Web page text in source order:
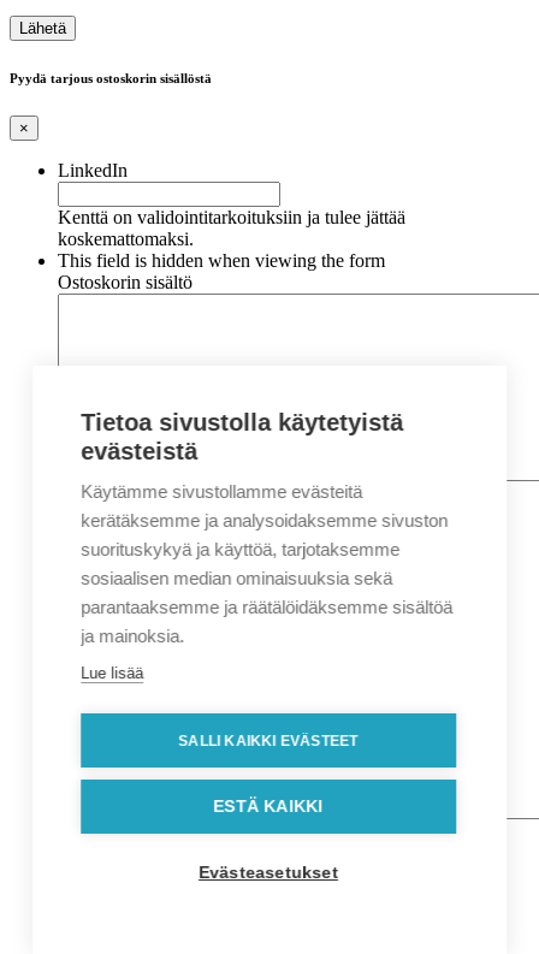
Pyydä tarjous ostoskorin sisällöstä
×
LinkedIn
Kenttä on validointitarkoituksiin ja tulee jättää
koskemattomaksi.
This field is hidden when viewing the form
Ostoskorin sisältö
Nimi*
Etunimi
Sukunimi
Sähköposti*
Puhelin*
Osoitetiedot
Lähiosoite
Postinumero
Tietoa sivustolla käytetyistä
evästeistä
Käytämme sivustollamme evästeitä
kerätäksemme ja analysoidaksemme sivuston
suorituskykyä ja käyttöä, tarjotaksemme
sosiaalisen median ominaisuuksia sekä
parantaaksemme ja räätälöidäksemme sisältöä
ja mainoksia.
Lue lisää
SALLI KAIKKI EVÄSTEET
ESTÄ KAIKKI
Evästeasetukset